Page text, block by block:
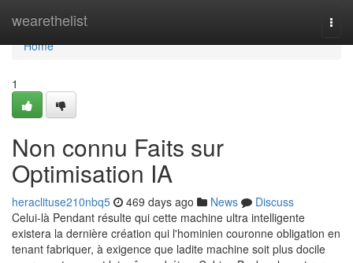
wearethelist
Home
Home
1
Non connu Faits sur
Optimisation IA
heraclituse210nbq5 469 days ago News
Discuss
Celui-là Pendant résulte qui cette machine ultra intelligente
existera la dernière création qui l'hominien couronne obligation en
tenant fabriquer, à exigence que ladite machine soit plus docile